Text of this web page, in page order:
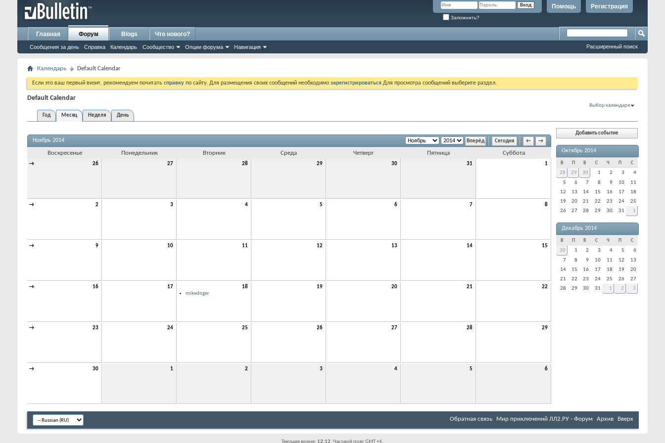
Регистрация
Помощь
Запомнить?
Главная Форум
Сообщения за день Справка Календарь Сообщество Опции форума Навигация
Blogs Что нового?
Расширенный поиск
Календарь Default Calendar
Если это ваш первый визит, рекомендуем почитать справку по сайту. Для размещения своих сообщений необходимо зарегистрироваться Для просмотра сообщений выберите раздел.
Default Calendar
Выбор календаря
Год
Месяц Неделя День
Сегодня ← →
Ноябрь 2014
Воскресенье Понедельник Вторник Среда Четверг Пятница Суббота
→ 26 27 28 29 30 31 1
→ 2 3 4 5 6 7 8
→ 9 10 11 12 13 14 15
→ 16 17
18
mikedoger
19 20 21 22
→ 23 24 25 26 27 28 29
→ 30 1 2 3 4 5 6
Добавить событие
Октябрь 2014
В В С Ч С
28 29 30 1 2 3
4
5
6 7 8 9 10
11
12
13 14 15 16 17
18
19
20 21 22 23 24
25
26
27 28 29 30 31 1
Декабрь 2014
В В С Ч С
30 1 2 3 4 5
6
7
8 9 10 11 12
13
14
15 16 17 18 19
20
21
22 23 24 25 26
27
28
29 30 31 1 2 3
Обратная связь Мир приключений ЛЛ2.РУ - Форум Архив Вверх
Текущее время: 12:12. Часовой пояс GMT +4.